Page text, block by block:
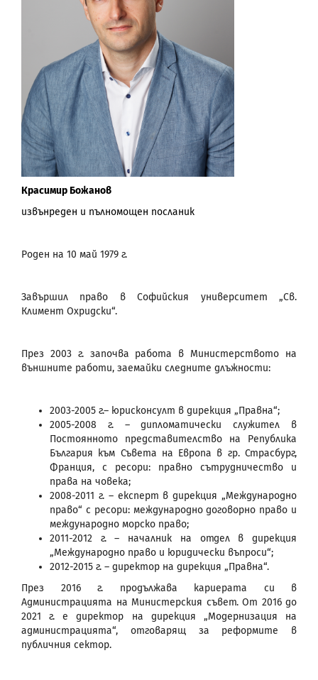
Красимир Божанов
извънреден и пълномощен посланик
Роден на 10 май 1979 г.
Завършил право в Софийския университет „Св.
Климент Охридски“.
През 2003 г. започва работа в Министерството на
външните работи, заемайки следните длъжности:
2003-2005 г.– юрисконсулт в дирекция „Правна“;
2005-2008 г. – дипломатически служител в
Постоянното представителство на Република
България към Съвета на Европа в гр. Страсбург,
Франция, с ресори: правно сътрудничество и
права на човека;
2008-2011 г. – експерт в дирекция „Международно
право“ с ресори: международно договорно право и
международно морско право;
2011-2012 г. – началник на отдел в дирекция
„Международно право и юридически въпроси“;
2012-2015 г. – директор на дирекция „Правна“.
През 2016 г. продължава кариерата си в
Администрацията на Министерския съвет. От 2016 до
2021 г. е директор на дирекция „Модернизация на
администрацията“, отговарящ за реформите в
публичния сектор.